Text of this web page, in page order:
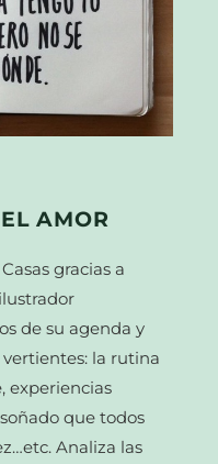
AMOR
gracias a
de su agenda y
la rutina
experiencias
que todos
Analiza las